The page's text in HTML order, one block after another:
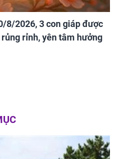
8/2026, 3 con giáp được
rỉnh, yên tâm hưởng